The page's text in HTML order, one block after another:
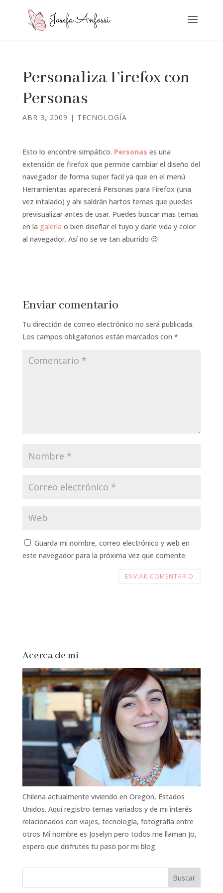
Personaliza Firefox con
Personas
ABR 3, 2009 | TECNOLOGÍA
Esto lo encontre simpático. Personas es una
extensión de firefox que permite cambiar el diseño del
navegador de forma super facil ya que en el menú
Herramientas aparecerá Personas para Firefox (una
vez intalado) y ahi saldrán hartos temas que puedes
previsualizar antes de usar. Puedes buscar mas temas
en la galería o bien diseñar el tuyo y darle vida y color
al navegador. Así no se ve tan aburrido 😉
Enviar comentario
Tu dirección de correo electrónico no será publicada.
Los campos obligatorios están marcados con *
Guarda mi nombre, correo electrónico y web en
este navegador para la próxima vez que comente.
Acerca de mí
Chilena actualmente viviendo en Oregon, Estados
Unidos. Aquí registro temas variados y de mi interés
relacionados con viajes, tecnología, fotografía entre
otros Mi nombre es Joselyn pero todos me llaman Jo,
espero que disfrutes tu paso por mi blog.